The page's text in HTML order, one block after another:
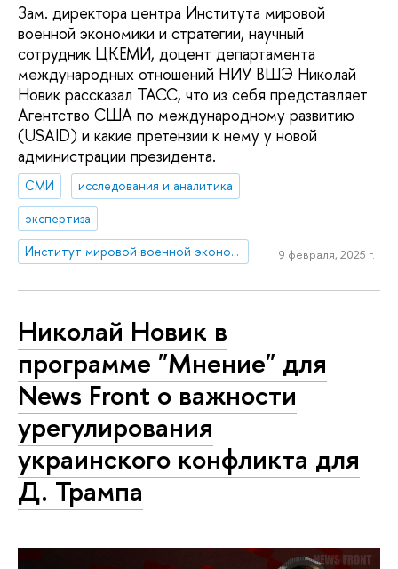
Зам. директора центра Института мировой
военной экономики и стратегии, научный
сотрудник ЦКЕМИ, доцент департамента
международных отношений НИУ ВШЭ Николай
Новик рассказал ТАСС, что из себя представляет
Агентство США по международному развитию
(USAID) и какие претензии к нему у новой
администрации президента.
СМИ
исследования и аналитика
экспертиза
Институт мировой военной экономики и стратегии
9 февраля, 2025 г.
Николай Новик в
программе "Мнение" для
News Front о важности
урегулирования
украинского конфликта для
Д. Трампа